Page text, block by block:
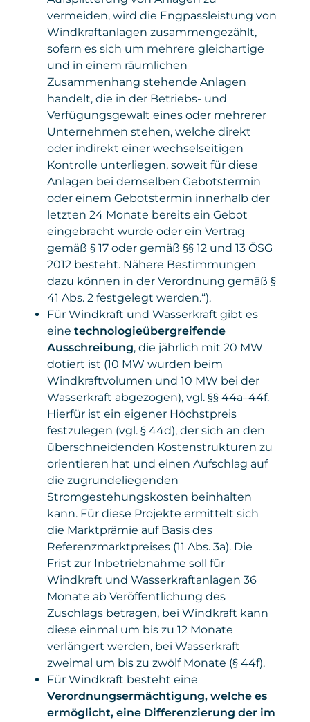
vermeiden, wird die Engpassleistung von
Windkraftanlagen zusammengezählt,
sofern es sich um mehrere gleichartige
und in einem räumlichen
Zusammenhang stehende Anlagen
handelt, die in der Betriebs- und
Verfügungsgewalt eines oder mehrerer
Unternehmen stehen, welche direkt
oder indirekt einer wechselseitigen
Kontrolle unterliegen, soweit für diese
Anlagen bei demselben Gebotstermin
oder einem Gebotstermin innerhalb der
letzten 24 Monate bereits ein Gebot
eingebracht wurde oder ein Vertrag
gemäß § 17 oder gemäß §§ 12 und 13 ÖSG
2012 besteht. Nähere Bestimmungen
dazu können in der Verordnung gemäß §
41 Abs. 2 festgelegt werden.“).
Für Windkraft und Wasserkraft gibt es
eine technologieübergreifende
Ausschreibung, die jährlich mit 20 MW
dotiert ist (10 MW wurden beim
Windkraftvolumen und 10 MW bei der
Wasserkraft abgezogen), vgl. §§ 44a–44f.
Hierfür ist ein eigener Höchstpreis
festzulegen (vgl. § 44d), der sich an den
überschneidenden Kostenstrukturen zu
orientieren hat und einen Aufschlag auf
die zugrundeliegenden
Stromgestehungskosten beinhalten
kann. Für diese Projekte ermittelt sich
die Marktprämie auf Basis des
Referenzmarktpreises (11 Abs. 3a). Die
Frist zur Inbetriebnahme soll für
Windkraft und Wasserkraftanlagen 36
Monate ab Veröffentlichung des
Zuschlags betragen, bei Windkraft kann
diese einmal um bis zu 12 Monate
verlängert werden, bei Wasserkraft
zweimal um bis zu zwölf Monate (§ 44f).
Für Windkraft besteht eine
Verordnungsermächtigung, welche es
ermöglicht, eine Differenzierung der im